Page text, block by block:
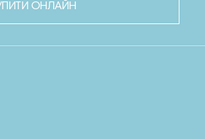
ОНЛАЙН